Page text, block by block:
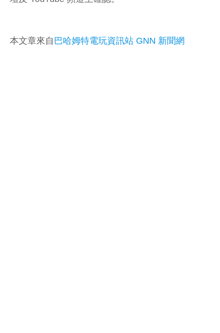
本文章來自 巴哈姆特電玩資訊站 GNN 新聞網